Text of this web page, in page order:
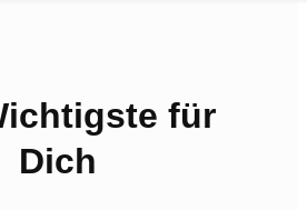
für
Dich